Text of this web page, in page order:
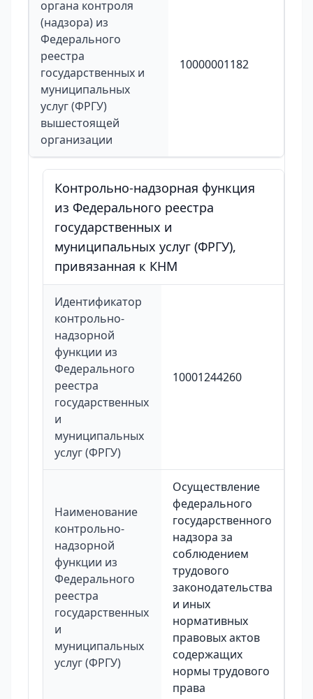
органа контроля
(надзора) из
Федерального
реестра
государственных и
муниципальных
услуг (ФРГУ)
вышестоящей
организации
10000001182
Контрольно-надзорная функция
из Федерального реестра
государственных и
муниципальных услуг (ФРГУ),
привязанная к КНМ
Идентификатор
контрольно-
надзорной
функции из
Федерального
реестра
государственных
и
муниципальных
услуг (ФРГУ)
10001244260
Наименование
контрольно-
надзорной
функции из
Федерального
реестра
государственных
и
муниципальных
услуг (ФРГУ)
Осуществление
федерального
государственного
надзора за
соблюдением
трудового
законодательства
и иных
нормативных
правовых актов
содержащих
нормы трудового
права